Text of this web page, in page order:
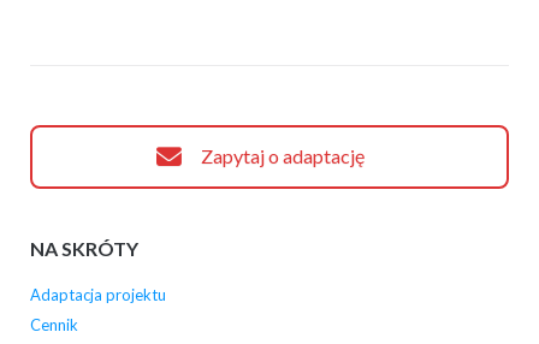
Zapytaj o adaptację
NA SKRÓTY
Adaptacja projektu
Cennik